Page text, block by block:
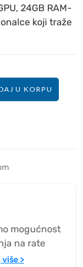
24GB RAM-
koji traže
U KORPU
mogućnost
na rate
više >